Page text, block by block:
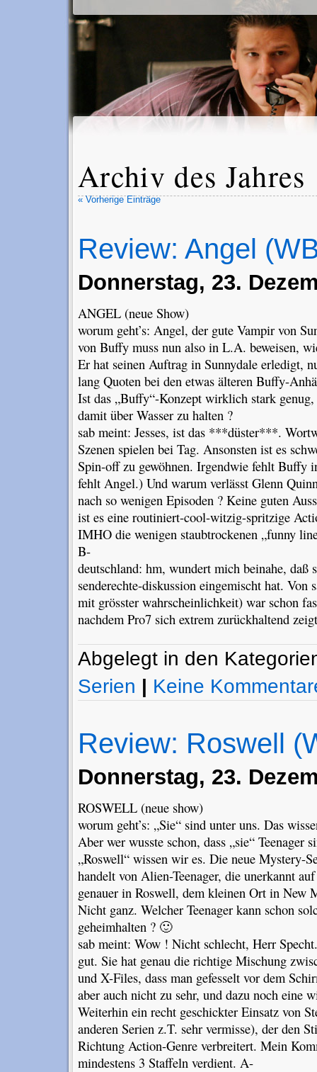
Archiv des Jahres
« Vorherige Einträge
Review: Angel
Donnerstag, 23.
ANGEL (neue Show)
worum geht’s: Angel, der gute Vampir von
von Buffy muss nun also in L.A. beweisen,
Er hat seinen Auftrag in Sunnydale erledigt,
lang Quoten bei den etwas älteren Buffy-
Ist das „Buffy“-Konzept wirklich stark
damit über Wasser zu halten ?
sab meint: Jesses, ist das ***düster***.
Szenen spielen bei Tag. Ansonsten ist es
Spin-off zu gewöhnen. Irgendwie fehlt Buffy
fehlt Angel.) Und warum verlässt Glenn
nach so wenigen Episoden ? Keine guten
ist es eine routiniert-cool-witzig-spritzige
IMHO die wenigen staubtrockenen „funny
B-
deutschland: hm, wundert mich beinahe,
senderechte-diskussion eingemischt hat. Von
mit grösster wahrscheinlichkeit) war schon
nachdem Pro7 sich extrem zurückhaltend
Abgelegt in den
Serien | Keine
Review: Roswell
Donnerstag, 23.
ROSWELL (neue show)
worum geht’s: „Sie“ sind unter uns. Das
Aber wer wusste schon, dass „sie“ Teenager
„Roswell“ wissen wir es. Die neue Mystery-
handelt von Alien-Teenager, die unerkannt
genauer in Roswell, dem kleinen Ort in New
Nicht ganz. Welcher Teenager kann schon
geheimhalten ? 🙂
sab meint: Wow ! Nicht schlecht, Herr
gut. Sie hat genau die richtige Mischung
und X-Files, dass man gefesselt vor dem
aber auch nicht zu sehr, und dazu noch eine
Weiterhin ein recht geschickter Einsatz von
anderen Serien z.T. sehr vermisse), der den
Richtung Action-Genre verbreitert. Mein
mindestens 3 Staffeln verdient. A-